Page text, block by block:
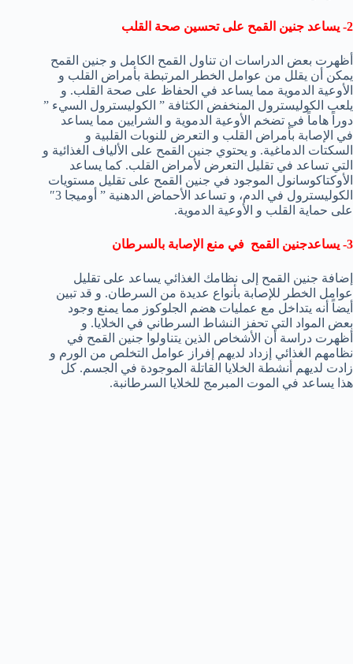
2- يساعد جنين القمح على تحسين صحة القلب
أظهرت بعض الدراسات ان تناول القمح الكامل و جنين القمح
يمكن أن يقلل من عوامل الخطر المرتبطة بأمراض القلب و
الأوعية الدموية مما يساعد في الحفاظ على صحة القلب. و
يلعب الكوليسترول المنخفض الكثافة ” الكوليسترول السيء ”
دوراً هاماً في تضخم الأوعية الدموية و الشرايين مما يساعد
في الإصابة بأمراض القلب و التعرض للنوبات القلبية و
السكتات الدماغية. و يحتوي جنين القمح على الألياف الغذائية و
التي تساعد في تقليل التعرض لأمراض القلب. كما يساعد
الأوكتاكوسانول الموجود في جنين القمح على تقليل مستويات
الكوليسترول في الدم، و تساعد الأحماض الدهنية ” أوميجا 3″
على حماية القلب و الأوعية الدموية.
3- يساعدجنين القمح في منع الإصابة بالسرطان
إضافة جنين القمح إلى نظامك الغذائي يساعد على تقليل
عوامل الخطر للإصابة بأنواع عديدة من السرطان. و قد تبين
أيضاً أنه يتداخل مع عمليات هضم الجلوكوز مما يمنع وجود
بعض المواد التي تحفز النشاط السرطاني في الخلايا. و
أظهرت دراسة أن الأشخاص الذين يتناولوا جنين القمح في
نظامهم الغذائي إزداد لديهم إفراز عوامل التخلص من الورم و
زادت لديهم أنشطة الخلايا القاتلة الموجودة في الجسم. كل
هذا يساعد في الموت المبرمج للخلايا السرطانبة.